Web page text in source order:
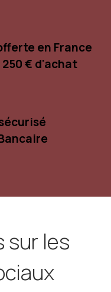
en France
€ d'achat
sur les